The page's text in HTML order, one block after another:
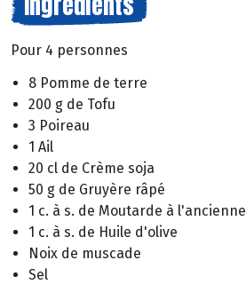
Pour 4 personnes
8 Pomme de terre
200 g de Tofu
3 Poireau
1 Ail
20 cl de Crème soja
50 g de Gruyère râpé
1 c. à s. de Moutarde à l'ancienne
1 c. à s. de Huile d'olive
Noix de muscade
Sel